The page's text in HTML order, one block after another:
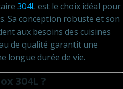
304Lest le choix idéal pour
Sa conception robuste et son
aux besoins des cuisines
de qualité garantit une
longue durée de vie.
304L ?